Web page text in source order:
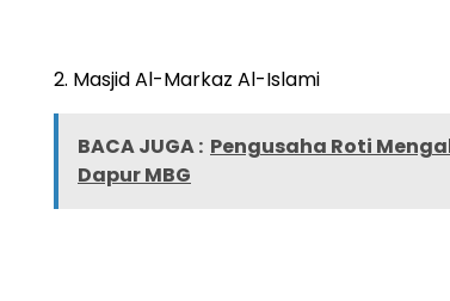
2. Masjid Al-Markaz Al-Islami
BACA JUGA : Pengusaha Roti
Dapur MBG